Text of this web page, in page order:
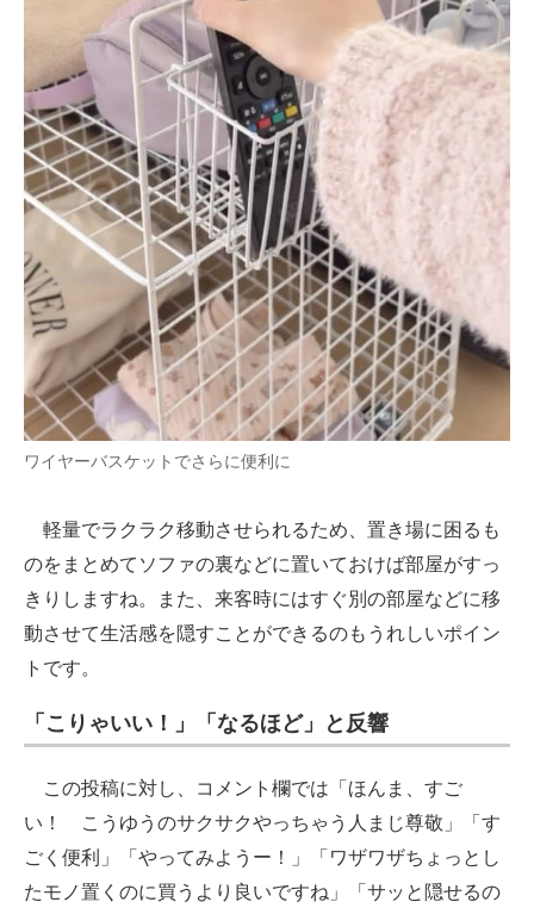
ワイヤーバスケットでさらに便利に
軽量でラクラク移動させられるため、置き場に困るも
のをまとめてソファの裏などに置いておけば部屋がすっ
きりしますね。また、来客時にはすぐ別の部屋などに移
動させて生活感を隠すことができるのもうれしいポイン
トです。
「こりゃいい！」「なるほど」と反響
この投稿に対し、コメント欄では「ほんま、すご
い！ こうゆうのサクサクやっちゃう人まじ尊敬」「す
ごく便利」「やってみようー！」「ワザワザちょっとし
たモノ置くのに買うより良いですね」「サッと隠せるの